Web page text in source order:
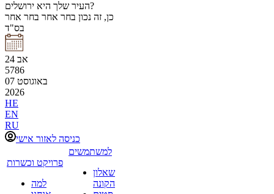
העיר שלך היא ירושלים?
כן, זה נכון בחר אחר בחר אחר
בס"ד
24 אב
5786
07 באוגוסט
2026
HE
EN
RU
כניסה לאזור אישי
פרויקט וכשרות
למה
למשתמשים
שאלון
הקונה